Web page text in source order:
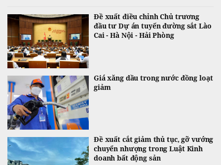
Đề xuất điều chỉnh Chủ trương
đầu tư Dự án tuyến đường sắt Lào
Cai - Hà Nội - Hải Phòng
Giá xăng dầu trong nước đồng loạt
giảm
Đề xuất cắt giảm thủ tục, gỡ vướng
chuyển nhượng trong Luật Kinh
doanh bất động sản